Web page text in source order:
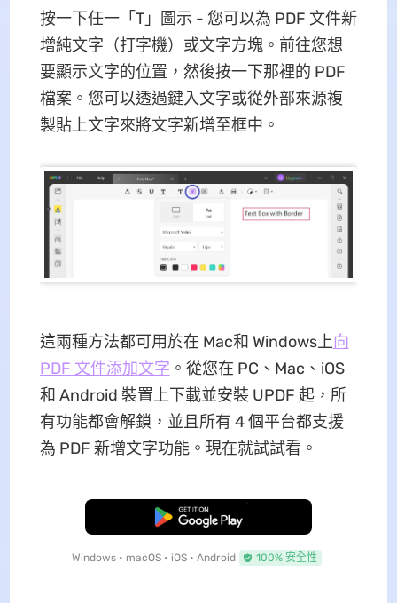
按一下任一「T」圖示 - 您可以為 PDF 文件新
增純文字（打字機）或文字方塊。前往您想
要顯示文字的位置，然後按一下那裡的 PDF
檔案。您可以透過鍵入文字或從外部來源複
製貼上文字來將文字新增至框中。
這兩種方法都可用於在 Mac和 Windows上向
PDF 文件添加文字 。從您在 PC、Mac、iOS
和 Android 裝置上下載並安裝 UPDF 起，所
有功能都會解鎖，並且所有 4 個平台都支援
為 PDF 新增文字功能。現在就試試看。
免費下載
Windows • macOS • iOS • Android 100% 安全性